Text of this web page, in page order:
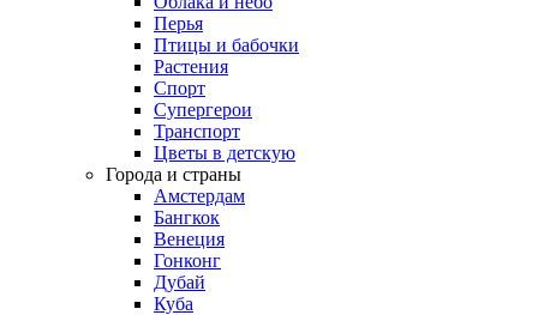
Перья
Птицы и бабочки
Растения
Спорт
Супергерои
Транспорт
Цветы в детскую
Города и страны
Амстердам
Бангкок
Венеция
Гонконг
Дубай
Куба